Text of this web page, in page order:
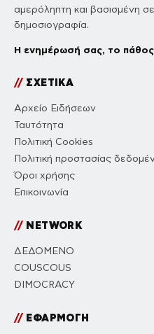
αμερόληπτη και βασισμένη
δημοσιογραφία.
Η ενημέρωσή σας, το
//ΣΧΕΤΙΚΑ
Αρχείο Ειδήσεων
Ταυτότητα
Πολιτική Cookies
Πολιτική προστασίας
Όροι χρήσης
Επικοινωνία
//NETWORK
ΔΕΔΟΜΕΝΟ
COUSCOUS
DIMOCRACY
//ΕΦΑΡΜΟΓΗ